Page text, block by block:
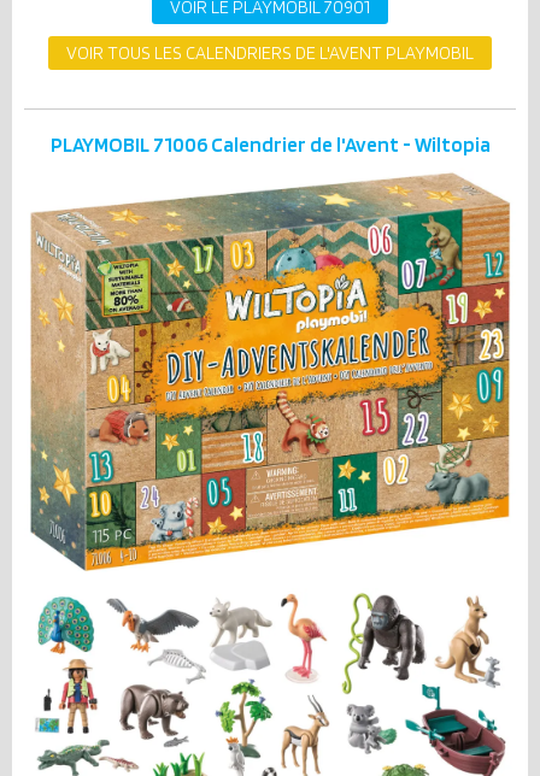
VOIR LE PLAYMOBIL 70901
VOIR TOUS LES CALENDRIERS DE L'AVENT PLAYMOBIL
PLAYMOBIL 71006 Calendrier de l'Avent - Wiltopia